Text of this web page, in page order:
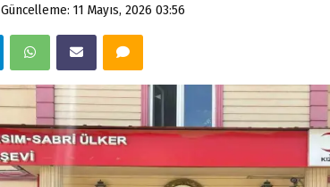
Güncelleme: 11 Mayıs, 2026 03:56